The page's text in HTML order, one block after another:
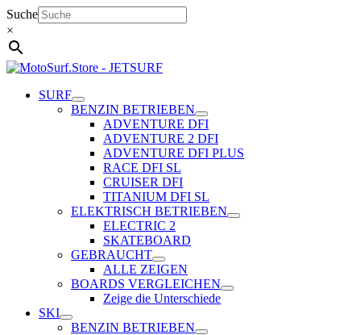
Zum
Inhalt
springen
Suche
×
SURF
BENZIN BETRIEBEN
ADVENTURE DFI
ADVENTURE 2 DFI
ADVENTURE DFI PLUS
RACE DFI SL
CRUISER DFI
TITANIUM DFI SL
ELEKTRISCH BETRIEBEN
ELECTRIC 2
SKATEBOARD
GEBRAUCHT
ALLE ZEIGEN
BOARDS VERGLEICHEN
Zeige die Unterschiede
SKI
BENZIN BETRIEBEN